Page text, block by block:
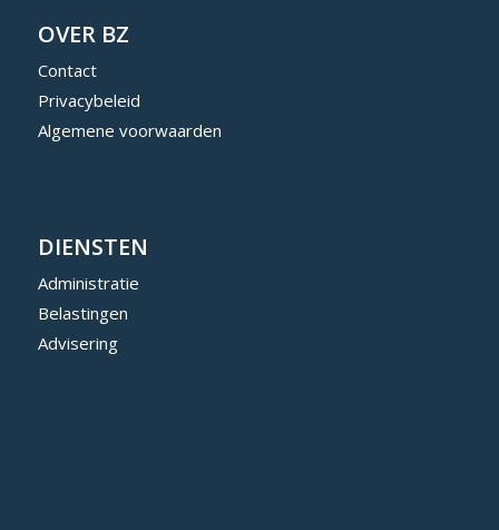
OVER BZ
Contact
Privacybeleid
Algemene voorwaarden
DIENSTEN
Administratie
Belastingen
Advisering